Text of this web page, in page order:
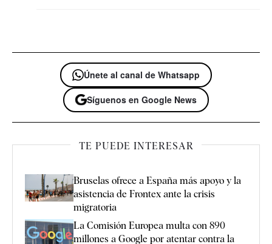
Únete al canal de Whatsapp
Síguenos en Google News
TE PUEDE INTERESAR
Bruselas ofrece a España más apoyo y la
asistencia de Frontex ante la crisis
migratoria
La Comisión Europea multa con 890
millones a Google por atentar contra la